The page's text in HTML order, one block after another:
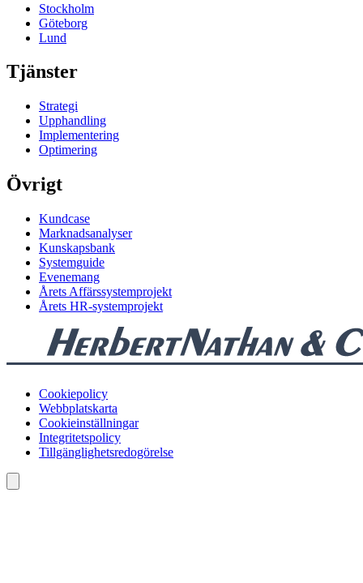
Stockholm
Göteborg
Lund
Tjänster
Strategi
Upphandling
Implementering
Optimering
Övrigt
Kundcase
Marknadsanalyser
Kunskapsbank
Systemguide
Evenemang
Årets Affärssystemprojekt
Årets HR-systemprojekt
Cookiepolicy
Webbplatskarta
Cookieinställningar
Integritetspolicy
Tillgänglighetsredogörelse